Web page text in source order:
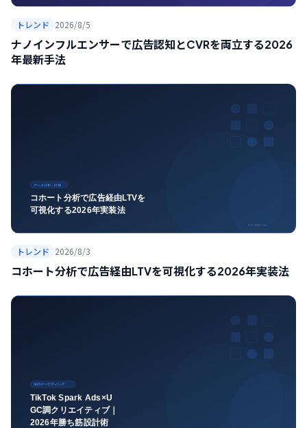
トレンド 2026/8/5
ナノインフルエンサーで広告認知とCVRを両立する2026
年最新手法
トレンド 2026/8/3
コホート分析で広告経由LTVを可視化する2026年実装法